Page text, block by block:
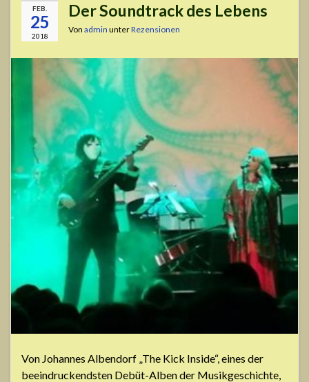
FEB.
25
2018
Der Soundtrack des Lebens
Von admin unterRezensionen
Von Johannes Albendorf „The Kick Inside“, eines der
beeindruckendsten Debüt-Alben der Musikgeschichte,